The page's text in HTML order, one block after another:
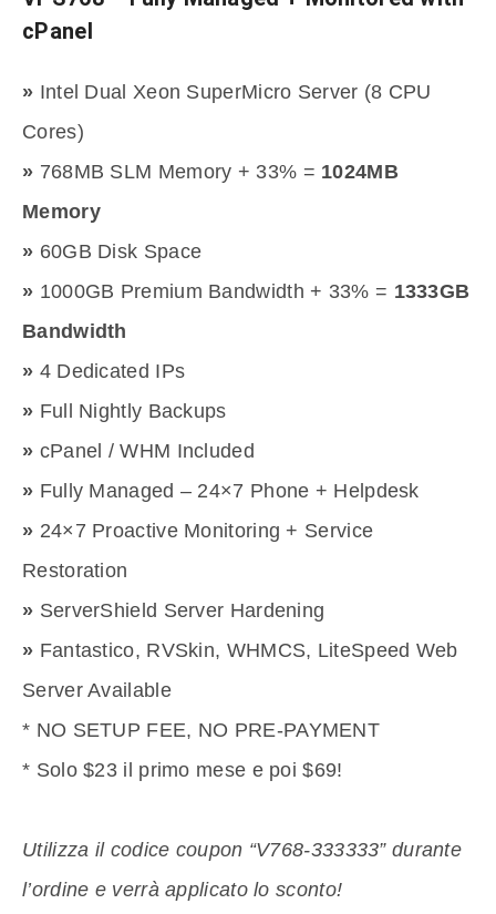
cPanel
» Intel Dual Xeon SuperMicro Server (8 CPU
Cores)
» 768MB SLM Memory + 33% = 1024MB
Memory
» 60GB Disk Space
» 1000GB Premium Bandwidth + 33% = 1333GB
Bandwidth
» 4 Dedicated IPs
» Full Nightly Backups
» cPanel / WHM Included
» Fully Managed – 24×7 Phone + Helpdesk
» 24×7 Proactive Monitoring + Service
Restoration
» ServerShield Server Hardening
» Fantastico, RVSkin, WHMCS, LiteSpeed Web
Server Available
* NO SETUP FEE, NO PRE-PAYMENT
* Solo $23 il primo mese e poi $69!
Utilizza il codice coupon “V768-333333” durante
l’ordine e verrà applicato lo sconto!